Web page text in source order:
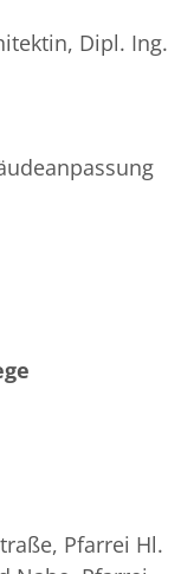
Dipl. Ing.
Pfarrei Hl.